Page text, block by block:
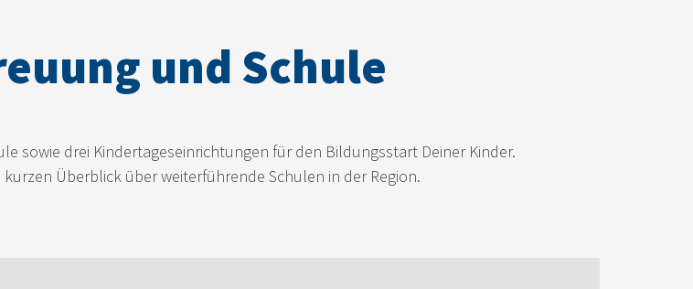
und Schule
sowie drei Kindertageseinrichtungen für den Bildungsstart Deiner Kinder.
Überblick über weiterführende Schulen in der Region.